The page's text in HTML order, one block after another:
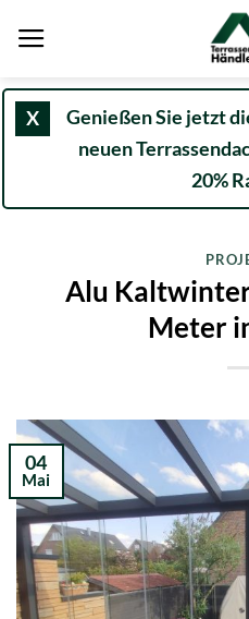
Inhalt
X
Genießen Sie jetzt
neuen
20%
Alu
Meter
04
Mai